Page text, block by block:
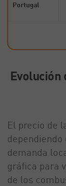
Portugal
Evolución
El precio de
demanda
gráfica para
de los